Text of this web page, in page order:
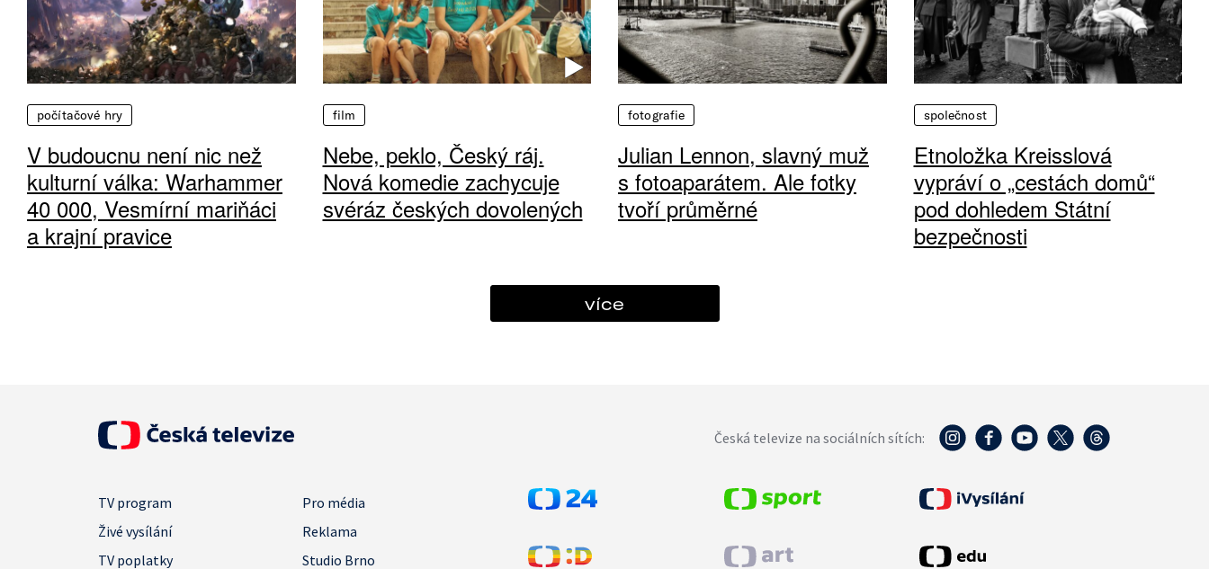
počítačové hry
V budoucnu není nic než
kulturní válka: Warhammer
40 000, Vesmírní mariňáci
a krajní pravice
film
Nebe, peklo, Český ráj.
Nová komedie zachycuje
svéráz českých dovolených
fotografie
Julian Lennon, slavný muž
s fotoaparátem. Ale fotky
tvoří průměrné
společnost
Etnoložka Kreisslová
vypráví o „cestách domů“
pod dohledem Státní
bezpečnosti
více
Česká televize na sociálních sítích:
TV program
Pro média
Živé vysílání
Reklama
TV poplatky
Studio Brno